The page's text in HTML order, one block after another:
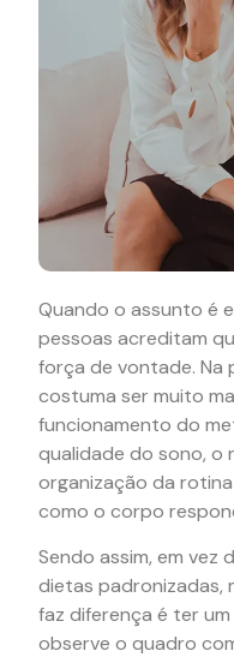
Quando o assunto é
pessoas acreditam
força de vontade. Na
costuma ser muito
funcionamento do
qualidade do sono, o
organização da
como o corpo
Sendo assim, em vez
dietas padronizadas,
faz diferença é ter
observe o quadro